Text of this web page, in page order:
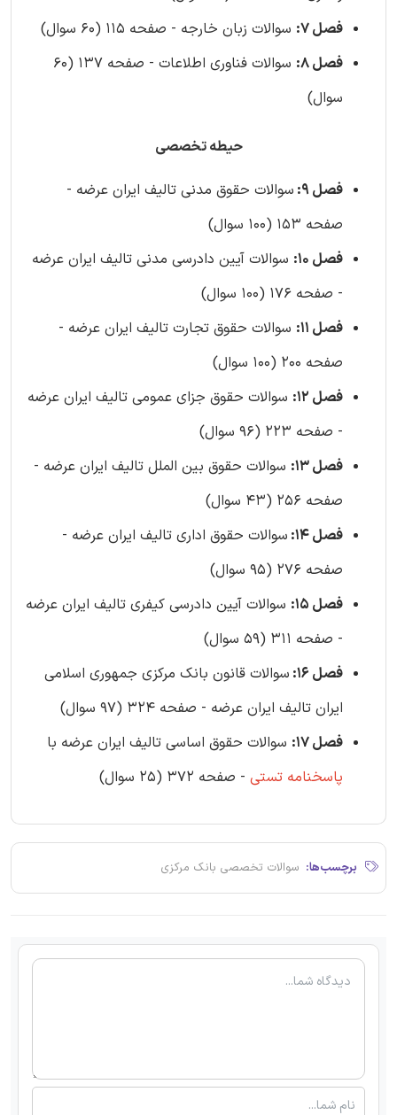
فصل 7:
سوالات زبان خارجه - صفحه 115 (60 سوال)
فصل 8:
سوالات فناوری اطلاعات - صفحه 137 (60
سوال)
حیطه تخصصی
فصل 9:
سوالات حقوق مدنی تالیف ایران عرضه -
صفحه 153 (100 سوال)
فصل 10:
سوالات آیین دادرسی مدنی تالیف ایران عرضه
- صفحه 176 (100 سوال)
فصل 11:
سوالات حقوق تجارت تالیف ایران عرضه -
صفحه 200 (100 سوال)
فصل 12:
سوالات حقوق جزای عمومی تالیف ایران عرضه
- صفحه 223 (96 سوال)
فصل 13:
سوالات حقوق بین الملل تالیف ایران عرضه -
صفحه 256 (43 سوال)
فصل 14:
سوالات حقوق اداری تالیف ایران عرضه -
صفحه 276 (95 سوال)
فصل 15:
سوالات آیین دادرسی کیفری تالیف ایران عرضه
- صفحه 311 (59 سوال)
فصل 16:
سوالات قانون بانک مرکزی جمهوری اسلامی
ایران تالیف ایران عرضه - صفحه 324 (97 سوال)
فصل 17:
سوالات حقوق اساسی تالیف ایران عرضه با
پاسخنامه تستی - صفحه 372 (25 سوال)
برچسب‌ها: سوالات تخصصی بانک مرکزی